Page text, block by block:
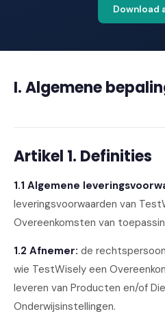
Download
I. Algemene
Artikel 1. Definities
1.1 Algemene
leveringsvoorwaarden van
Overeenkomsten van
1.2 Afnemer: de
wie TestWisely een
leveren van Producten en/of
Onderwijsinstellingen.